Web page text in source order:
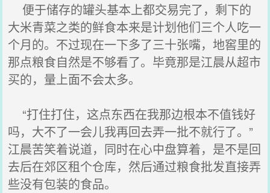
便于储存的罐头基本上都交易完了，剩下的
大米青菜之类的鲜食本来是计划他们三个人吃一
个月的。不过现在一下多了三十张嘴，地窖里的
那点粮食自然是不够看了。毕竟那是江晨从超市
买的，量上面不会太多。
“打住打住，这点东西在我那边根本不值钱好
吗，大不了一会儿我再回去弄一批不就行了。”
江晨苦笑着说道，同时在心中盘算着，是不是回
去后在郊区租个仓库，然后通过粮食批发直接弄
些没有包装的食品。